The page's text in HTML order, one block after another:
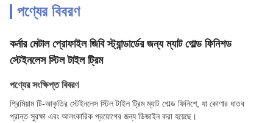
পণ্যের বিবরণ
কর্নার মেটাল প্রোফাইল জিবি স্ট্যান্ডার্ডের জন্য ম্যাট গোল্ড ফিনিশড
স্টেইনলেস স্টিল টাইল ট্রিম
পণ্যের সংক্ষিপ্ত বিবরণ
প্রিমিয়াম টি-আকৃতির স্টেইনলেস স্টিল টাইল ট্রিম ম্যাট গোল্ড ফিনিশে, যা কোণার ধাতব
প্রান্ত সুরক্ষা এবং আলংকারিক প্রয়োগের জন্য ডিজাইন করা হয়েছে।